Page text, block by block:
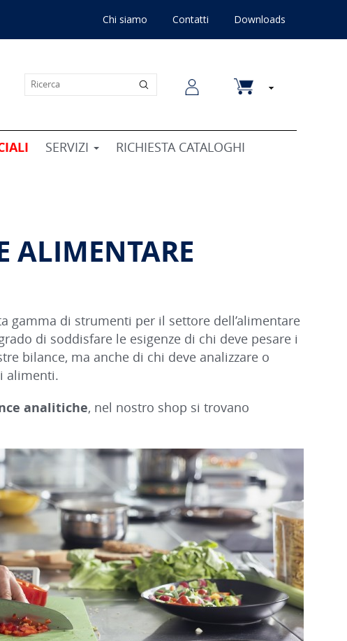
Chi siamo Contatti Downloads
SERVIZI RICHIESTA CATALOGHI
ALIMENTARE
gamma di strumenti per il settore dell’alimentare
di soddisfare le esigenze di chi deve pesare i
bilance, ma anche di chi deve analizzare o
alimenti.
analitiche, nel nostro shop si trovano